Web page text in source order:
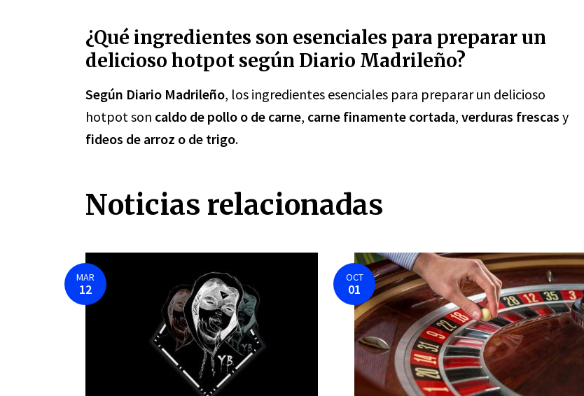
¿Qué ingredientes son esenciales para preparar un
delicioso hotpot según Diario Madrileño?
Según Diario Madrileño, los ingredientes esenciales para preparar un delicioso
hotpot son caldo de pollo o de carne, carne finamente cortada, verduras frescas y
fideos de arroz o de trigo.
Noticias relacionadas
MAR
12
OCT
01